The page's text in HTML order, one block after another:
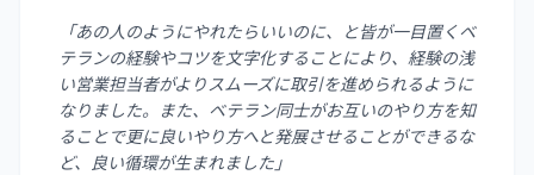
「あの人のようにやれたらいいのに、と皆が一目置くベ
テランの経験やコツを文字化することにより、経験の浅
い営業担当者がよりスムーズに取引を進められるように
なりました。また、ベテラン同士がお互いのやり方を知
ることで更に良いやり方へと発展させることができるな
ど、良い循環が生まれました」